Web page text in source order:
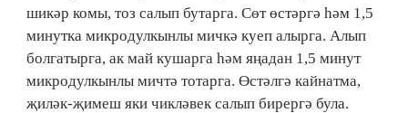
шикәр комы, тоз салып бутарга. Сөт өстәргә һәм 1,5
минутка микродулкынлы мичкә куеп алырга. Алып
болгатырга, ак май кушарга һәм яңадан 1,5 минут
микродулкынлы мичтә тотарга. Өстәлгә кайнатма,
җиләк-җимеш яки чикләвек салып бирергә була.